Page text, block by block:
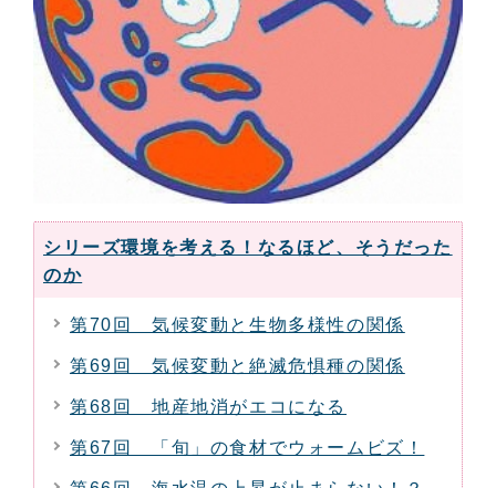
シリーズ環境を考える！なるほど、そうだった
のか
第70回 気候変動と生物多様性の関係
第69回 気候変動と絶滅危惧種の関係
第68回 地産地消がエコになる
第67回 「旬」の食材でウォームビズ！